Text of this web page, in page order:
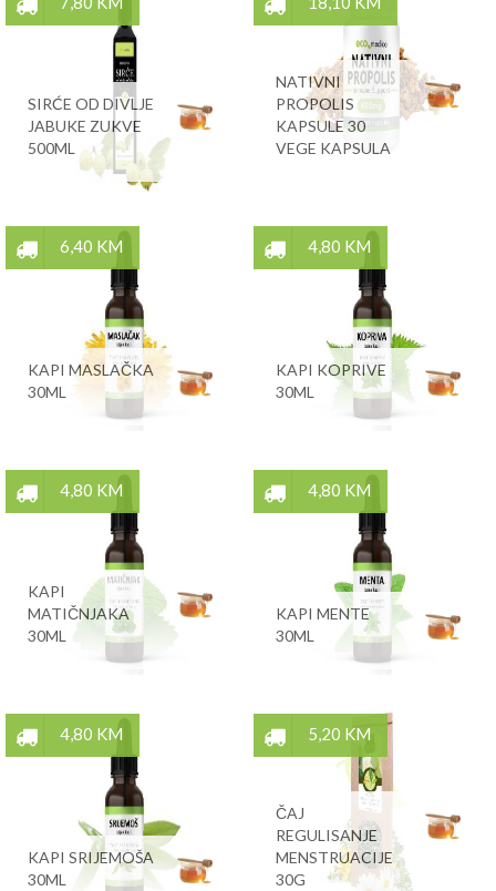
SIRĆE OD DIVLJE
JABUKE ZUKVE
500ML
NATIVNI
PROPOLIS
KAPSULE 30
VEGE KAPSULA
6,40 KM
KAPI MASLAČKA
30ML
4,80 KM
KAPI KOPRIVE
30ML
4,80 KM
KAPI
MATIČNJAKA
30ML
4,80 KM
KAPI MENTE
30ML
4,80 KM
KAPI SRIJEMOŠA
30ML
5,20 KM
ČAJ
REGULISANJE
MENSTRUACIJE
30G